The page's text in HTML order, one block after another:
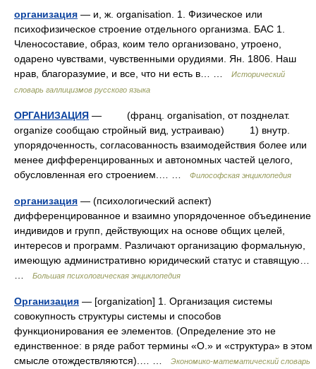
организация — и, ж. organisation. 1. Физическое или
психофизическое строение отдельного организма. БАС 1.
Членосоставие, образ, коим тело организовано, утроено,
одарено чувствами, чувственными орудиями. Ян. 1806. Наш
нрав, благоразумие, и все, что ни есть в… …
Исторический
словарь галлицизмов русского языка
ОРГАНИЗАЦИЯ — (франц. organisation, от позднелат.
organize сообщаю стройный вид, устраиваю) 1) внутр.
упорядоченность, согласованность взаимодействия более или
менее дифференцированных и автономных частей целого,
обусловленная его строением.… …
Философская энциклопедия
организация — (психологический аспект)
дифференцированное и взаимно упорядоченное объединение
индивидов и групп, действующих на основе общих целей,
интересов и программ. Различают организацию формальную,
имеющую административно юридический статус и ставящую…
Большая психологическая энциклопедия
Организация — [organization] 1. Организация системы
совокупность структуры системы и способов
функционирования ее эле­ментов. (Определение это не
единственное: в ряде работ термины «О.» и «структура» в этом
смысле отождествляются).… …
Экономико-математический словарь